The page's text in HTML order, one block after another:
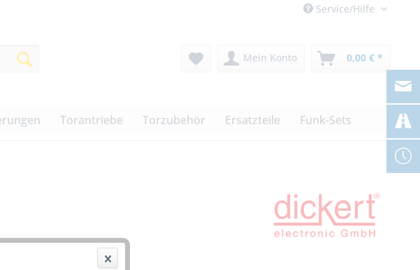
Service/Hilfe
Mein Konto 0,00 € *
Torantriebe Torzubehör Ersatzteile Funk-Sets